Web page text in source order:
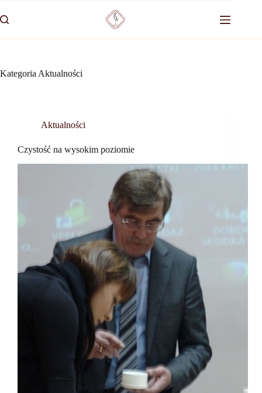
do
treści
Kategoria Aktualności
Aktualności
Czystość na wysokim poziomie